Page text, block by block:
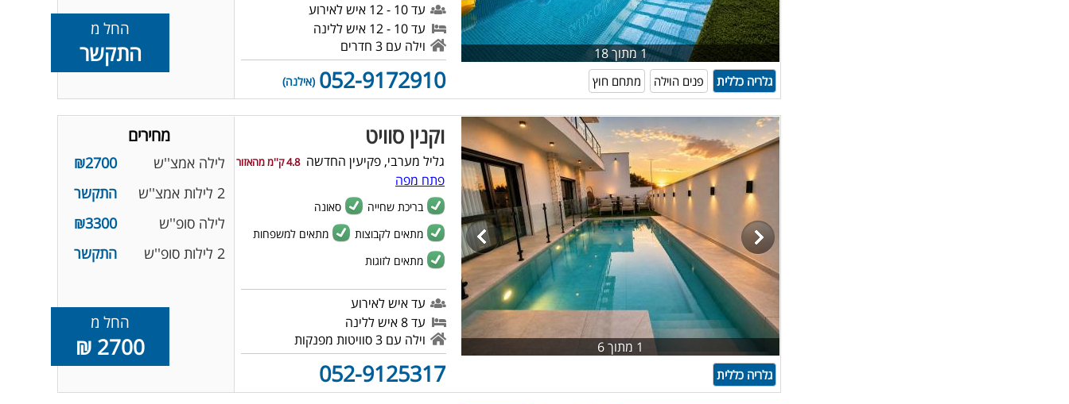
1 מתוך 18
גלריה כללית פנים הוילה מתחם חוץ
עד 10 - 12 איש לאירוע
עד 10 - 12 איש ללינה
וילה עם 3 חדרים
052-9172910 (אילנה)
החל מ
התקשר
1 מתוך 6
גלריה כללית
וקנין סוויט
גליל מערבי, פקיעין החדשה 4.8 ק''מ מהאזור
פתח מפה
בריכת שחייה
סאונה
מתאים לקבוצות
מתאים למשפחות
מתאים לזוגות
עד איש לאירוע
עד 8 איש ללינה
וילה עם 3 סוויטות מפנקות
052-9125317
מחירים
לילה אמצ''ש
₪2700
2 לילות אמצ''ש
התקשר
לילה סופ''ש
₪3300
2 לילות סופ''ש
התקשר
החל מ
2700 ₪